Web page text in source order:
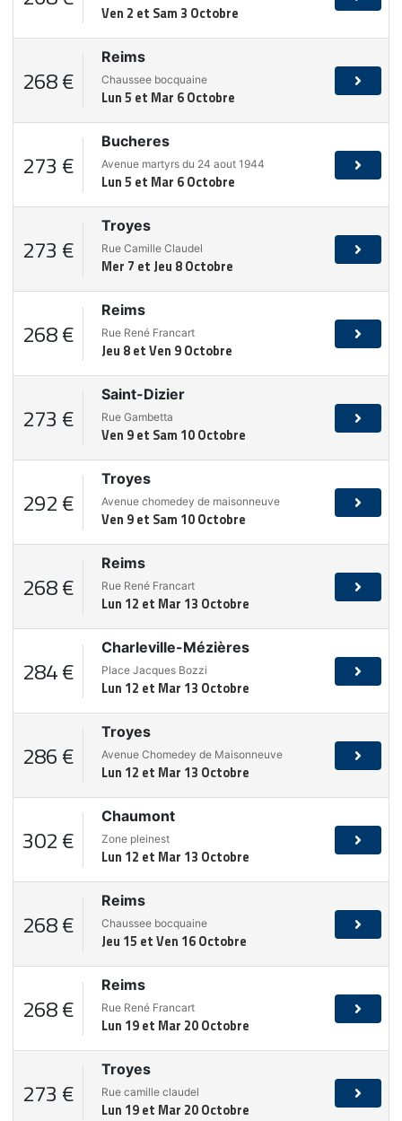
Ven 2 et Sam 3 Octobre
268 €
Reims
Chaussee bocquaine
Lun 5 et Mar 6 Octobre
273 €
Bucheres
Avenue martyrs du 24 aout 1944
Lun 5 et Mar 6 Octobre
273 €
Troyes
Rue Camille Claudel
Mer 7 et Jeu 8 Octobre
268 €
Reims
Rue René Francart
Jeu 8 et Ven 9 Octobre
273 €
Saint-Dizier
Rue Gambetta
Ven 9 et Sam 10 Octobre
292 €
Troyes
Avenue chomedey de maisonneuve
Ven 9 et Sam 10 Octobre
268 €
Reims
Rue René Francart
Lun 12 et Mar 13 Octobre
284 €
Charleville-Mézières
Place Jacques Bozzi
Lun 12 et Mar 13 Octobre
286 €
Troyes
Avenue Chomedey de Maisonneuve
Lun 12 et Mar 13 Octobre
302 €
Chaumont
Zone pleinest
Lun 12 et Mar 13 Octobre
268 €
Reims
Chaussee bocquaine
Jeu 15 et Ven 16 Octobre
268 €
Reims
Rue René Francart
Lun 19 et Mar 20 Octobre
273 €
Troyes
Rue camille claudel
Lun 19 et Mar 20 Octobre